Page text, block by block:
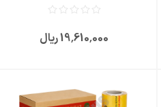
19٬610٬000 ریال
مقایسه